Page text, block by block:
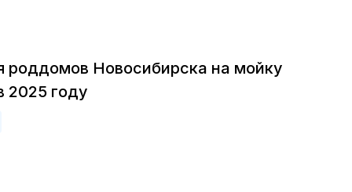
роддомов Новосибирска на мойку
2025 году